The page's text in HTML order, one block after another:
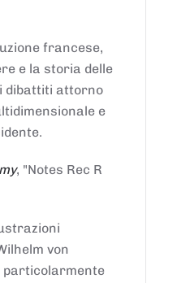
francese,
e la storia delle
dibattiti attorno
e
, "Notes Rec R
von
particolarmente